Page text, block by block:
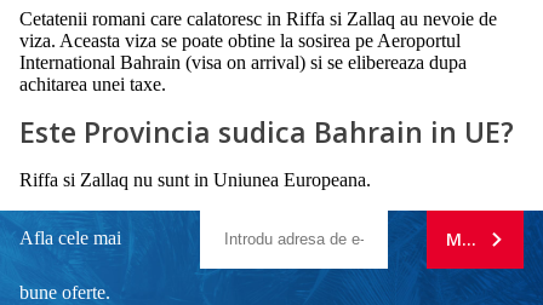
Cetatenii romani care calatoresc in Riffa si Zallaq au nevoie de
viza. Aceasta viza se poate obtine la sosirea pe Aeroportul
International Bahrain (visa on arrival) si se elibereaza dupa
achitarea unei taxe.
Este Provincia sudica Bahrain in UE?
Riffa si Zallaq nu sunt in Uniunea Europeana.
Afla cele mai
bune oferte.
MA